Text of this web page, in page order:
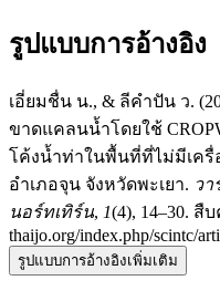
รูปแบบการอ้างอิง
เอี่ยมชื่น น., & ลีคําปัน ว.
ขาดแคลนน้ำโดยใช้
โค้งน้ำท่าในพื้นที่ที่ไม่มีเค
อำเภอจุน จังหวัดพะเยา. วา
นอร์ทเทิร์น, 1(4), 14–30. สื
thaijo.org/index.php/scintc/
รูปแบบการอ้างอิงเพิ่มเติม